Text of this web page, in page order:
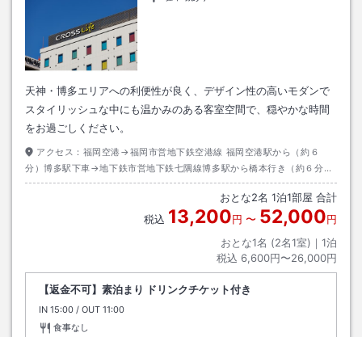
天神・博多エリアへの利便性が良く、デザイン性の高いモダンで
スタイリッシュな中にも温かみのある客室空間で、穏やかな時間
をお過ごしください。
アクセス： 福岡空港→福岡市営地下鉄空港線 福岡空港駅から（約６
分）博多駅下車→地下鉄市営地下鉄七隅線博多駅から橋本行き（約６分）
渡辺通駅下車 ２番出口→徒歩約６分
おとな2名 1泊1部屋 合計
税込 13,200円 〜 52,000円
おとな1名 (2名1室)｜ 1泊
税込 6,600円〜26,000円
【返金不可】素泊まり ドリンクチケット付き
IN チェックイン
15:00 / OUT チェックアウト
11:00
食事なし